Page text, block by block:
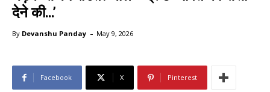
देने की…’
By Devanshu Panday - May 9, 2026
Facebook X Pinterest